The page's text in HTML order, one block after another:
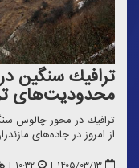
ترافیك سنگین
محدودیت‌های
ترافیك در محور چالوس
از امروز در جاده‌های